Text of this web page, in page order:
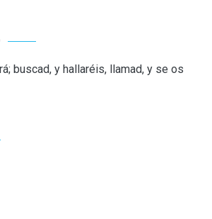
buscad, y hallaréis, llamad, y se os